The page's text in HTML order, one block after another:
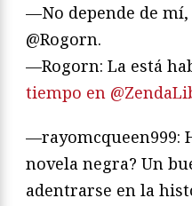
—No depende de
@Rogorn.
—Rogorn: La está
tiempo en
—rayomcqueen999:
novela negra? Un
adentrarse en la